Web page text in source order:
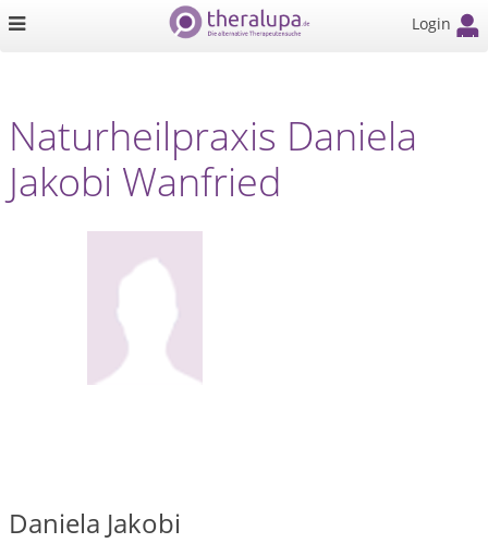
Login
Naturheilpraxis Daniela
Jakobi Wanfried
Daniela Jakobi